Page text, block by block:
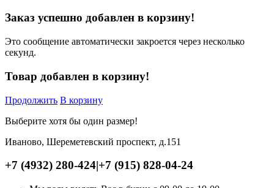
Заказ успешно добавлен в корзину!
Это сообщение автоматически закроется через несколько
секунд.
Товар добавлен в корзину!
Продолжить В корзину
Выберите хотя бы один размер!
Иваново, Шереметевский проспект, д.151
+7 (4932) 280-424|+7 (915) 828-04-24